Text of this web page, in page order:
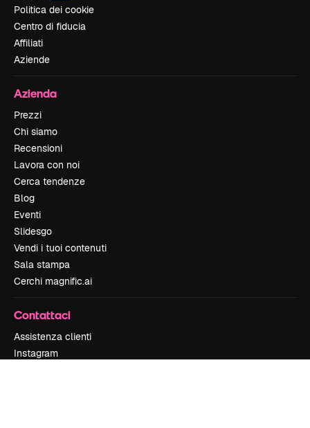
Politica dei cookie
Centro di fiducia
Affiliati
Aziende
Azienda
Prezzi
Chi siamo
Recensioni
Lavora con noi
Cerca tendenze
Blog
Eventi
Slidesgo
Vendi i tuoi contenuti
Sala stampa
Cerchi magnific.ai
Contattaci
Assistenza clienti
Instagram